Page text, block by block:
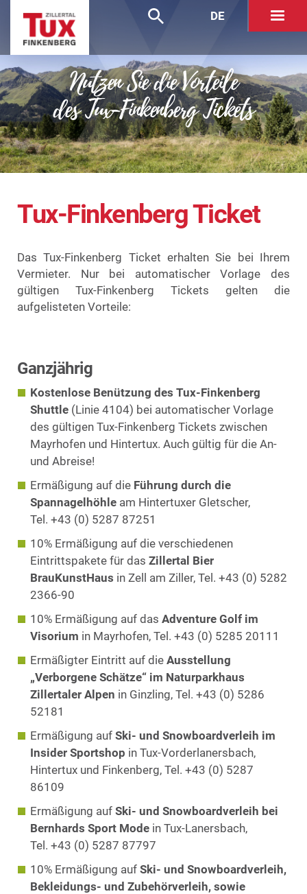
DE
Nutzen Sie die Vorteile
des Tux-Finkenberg Tickets
Tux-Finkenberg Ticket
Das Tux-Finkenberg Ticket erhalten Sie bei Ihrem
Vermieter. Nur bei automatischer Vorlage des
gültigen Tux-Finkenberg Tickets gelten die
aufgelisteten Vorteile:
Ganzjährig
Kostenlose Benützung des Tux-Finkenberg
Shuttle (Linie 4104) bei automatischer Vorlage
des gültigen Tux-Finkenberg Tickets zwischen
Mayrhofen und Hintertux. Auch gültig für die An-
und Abreise!
Ermäßigung auf die Führung durch die
Spannagelhöhle am Hintertuxer Gletscher,
Tel. +43 (0) 5287 87251
10% Ermäßigung auf die verschiedenen
Eintrittspakete für das Zillertal Bier
BrauKunstHaus in Zell am Ziller, Tel. +43 (0) 5282
2366-90
10% Ermäßigung auf das Adventure Golf im
Visorium in Mayrhofen, Tel. +43 (0) 5285 20111
Ermäßigter Eintritt auf die Ausstellung
„Verborgene Schätze“ im Naturparkhaus
Zillertaler Alpen in Ginzling, Tel. +43 (0) 5286
52181
Ermäßigung auf Ski- und Snowboardverleih im
Insider Sportshop in Tux-Vorderlanersbach,
Hintertux und Finkenberg, Tel. +43 (0) 5287
86109
Ermäßigung auf Ski- und Snowboardverleih bei
Bernhards Sport Mode in Tux-Lanersbach,
Tel. +43 (0) 5287 87797
10% Ermäßigung auf Ski- und Snowboardverleih,
Bekleidungs- und Zubehörverleih, sowie